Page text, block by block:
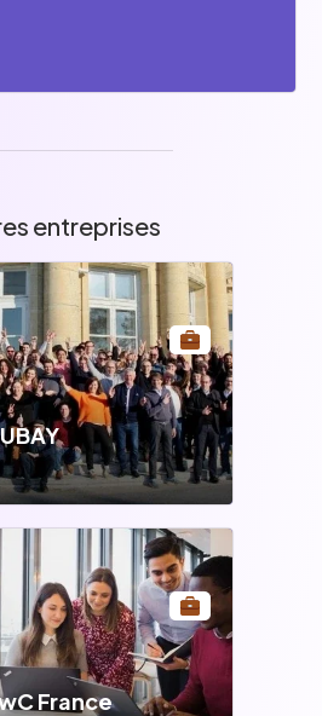
entreprises
France